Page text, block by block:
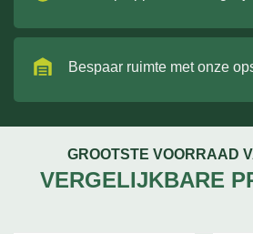
Bespaar ruimte met onze
GROOTSTE VOORRAAD
VERGELIJKBARE